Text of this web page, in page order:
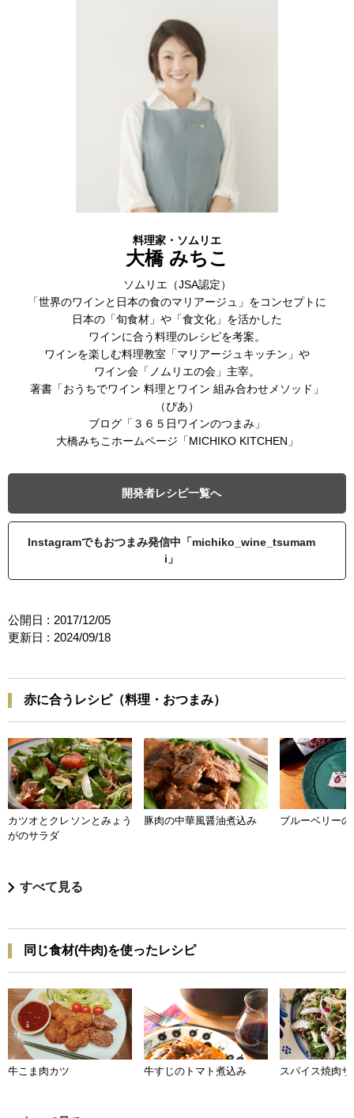
料理家・ソムリエ
大橋 みちこ
ソムリエ（JSA認定）
「世界のワインと日本の食のマリアージュ」をコンセプトに
日本の「旬食材」や「食文化」を活かした
ワインに合う料理のレシピを考案。
ワインを楽しむ料理教室「マリアージュキッチン」や
ワイン会「ノムリエの会」主宰。
著書「おうちでワイン 料理とワイン 組み合わせメソッド」
（ぴあ）
ブログ「３６５日ワインのつまみ」
大橋みちこホームページ「MICHIKO KITCHEN」
開発者レシピ一覧へ
Instagramでもおつまみ発信中「michiko_wine_tsumam
i」
公開日 : 2017/12/05
更新日 : 2024/09/18
赤に合うレシピ（料理・おつまみ）
カツオとクレソンとみょう
がのサラダ
豚肉の中華風醤油煮込み ブルーベリー
すべて見る
同じ食材(牛肉)を使ったレシピ
牛こま肉カツ 牛すじのトマト煮込み スパイス焼肉サ